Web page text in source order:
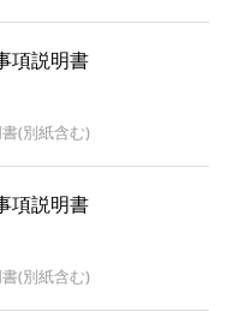
項説明書
(別紙含む)
項説明書
(別紙含む)